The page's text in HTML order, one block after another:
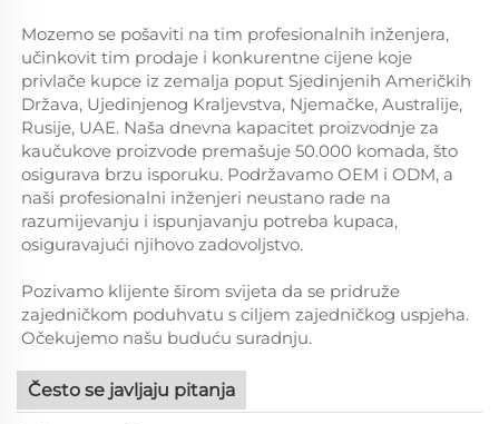
Mozemo se pošaviti na tim profesionalnih inženjera,
učinkovit tim prodaje i konkurentne cijene koje
privlače kupce iz zemalja poput Sjedinjenih Američkih
Država, Ujedinjenog Kraljevstva, Njemačke, Australije,
Rusije, UAE. Naša dnevna kapacitet proizvodnje za
kaučukove proizvode premašuje 50.000 komada, što
osigurava brzu isporuku. Podržavamo OEM i ODM, a
naši profesionalni inženjeri neustano rade na
razumijevanju i ispunjavanju potreba kupaca,
osiguravajući njihovo zadovoljstvo.
Pozivamo klijente širom svijeta da se pridruže
zajedničkom poduhvatu s ciljem zajedničkog uspjeha.
Očekujemo našu buduću suradnju.
Često se javljaju pitanja